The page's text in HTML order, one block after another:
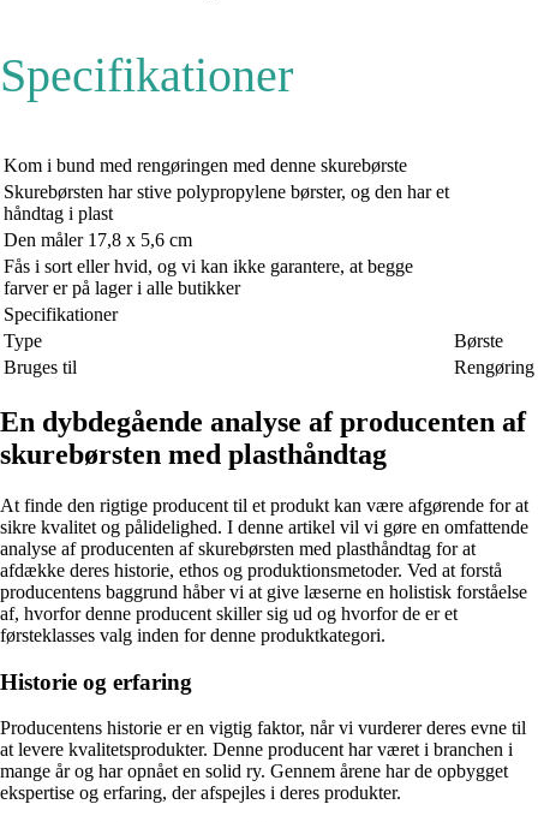
Specifikationer
Kom i bund med rengøringen med denne skurebørste
Skurebørsten har stive polypropylene børster, og den har et
håndtag i plast
Den måler 17,8 x 5,6 cm
Fås i sort eller hvid, og vi kan ikke garantere, at begge
farver er på lager i alle butikker
Specifikationer
Type
Børste
Bruges til
Rengøring
En dybdegående analyse af producenten af
skurebørsten med plasthåndtag
At finde den rigtige producent til et produkt kan være afgørende for at
sikre kvalitet og pålidelighed. I denne artikel vil vi gøre en omfattende
analyse af producenten af skurebørsten med plasthåndtag for at
afdække deres historie, ethos og produktionsmetoder. Ved at forstå
producentens baggrund håber vi at give læserne en holistisk forståelse
af, hvorfor denne producent skiller sig ud og hvorfor de er et
førsteklasses valg inden for denne produktkategori.
Historie og erfaring
Producentens historie er en vigtig faktor, når vi vurderer deres evne til
at levere kvalitetsprodukter. Denne producent har været i branchen i
mange år og har opnået en solid ry. Gennem årene har de opbygget
ekspertise og erfaring, der afspejles i deres produkter.